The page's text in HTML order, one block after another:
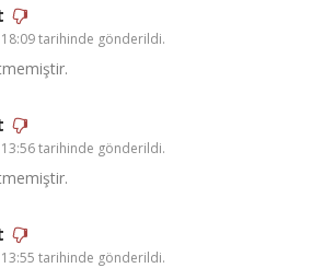
tarihinde gönderildi.
tarihinde gönderildi.
tarihinde gönderildi.